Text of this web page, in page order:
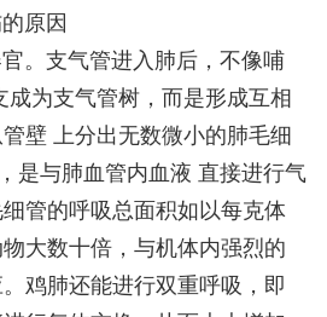
原因
。支气管进入肺后，不像哺
为支气管树，而是形成互相
壁 上分出无数微小的肺毛细
是与肺血管内血液 直接进行气
管的呼吸总面积如以每克体
大数十倍，与机体内强烈的
鸡肺还能进行双重呼吸，即